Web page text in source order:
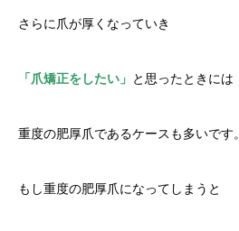
さらに爪が厚くなっていき
「爪矯正をしたい」 と思ったときには
重度の肥厚爪であるケースも多いです。
もし重度の肥厚爪になってしまうと